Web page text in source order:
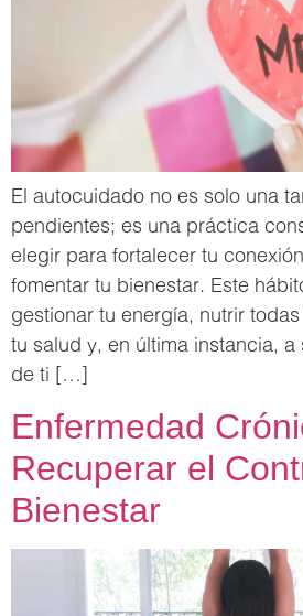
El autocuidado no es solo una
pendientes; es una práctica
elegir para fortalecer tu
fomentar tu bienestar. Este
gestionar tu energía, nutrir
tu salud y, en última instancia, a
de ti […]
Enfermedad
Recuperar el
Bienestar